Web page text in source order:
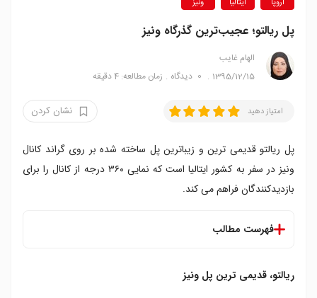
پل ریالتو؛ عجیب‌ترین گذرگاه ونیز
الهام غایب
1395/12/15
0 دیدگاه زمان مطالعه: 4 دقیقه
امتیاز دهید نشان کردن
پل ریالتو قدیمی ترین و زیباترین پل ساخته شده بر روی گراند کانال
ونیز در سفر به کشور ایتالیا است که نمایی ۳۶۰ درجه از کانال را برای
بازدیدکنندگان فراهم می کند.
فهرست مطالب
معماری پل ریالتو ونیز
ریالتو، قدیمی ترین پل ونیز